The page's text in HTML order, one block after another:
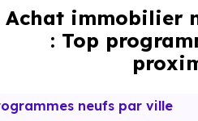
Achat immobilier
: Top
neufs par ville